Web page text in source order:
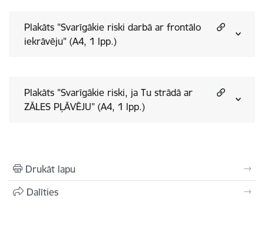
Plakāts "Svarīgākie riski darbā ar frontālo
iekrāvēju" (A4, 1 lpp.)
Plakāts "Svarīgākie riski, ja Tu strādā ar
ZĀLES PĻĀVĒJU" (A4, 1 lpp.)
Drukāt lapu
Dalīties